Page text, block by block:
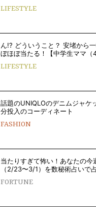
LIFESTYLE
ん!? どういうこと？ 安堵から
ぼほぼ当たる！【中学生ママ
LIFESTYLE
話題のUNIQLOのデニムジャケ
分投入のコーディネート
FASHION
当たりすぎて怖い！あなたの今
（2/23〜3/1）を数秘術占いで
FORTUNE